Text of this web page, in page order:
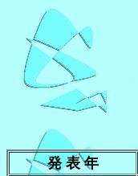
発 表 年